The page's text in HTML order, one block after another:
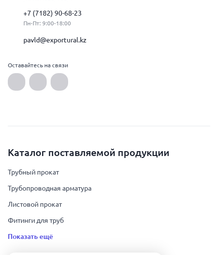
+7 (7182) 90-68-23
Пн-Пт: 9:00-18:00
pavld@exportural.kz
Оставайтесь на связи
Каталог поставляемой продукции
Трубный прокат
Трубопроводная арматура
Листовой прокат
Фитинги для труб
Показать ещё